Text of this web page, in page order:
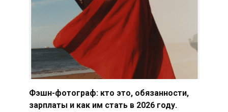
Фэшн-фотограф: кто это, обязанности,
зарплаты и как им стать в 2026 году.